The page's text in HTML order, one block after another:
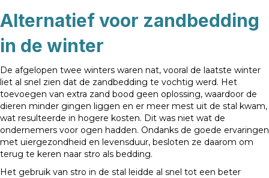
Alternatief voor zandbedding
in de winter
De afgelopen twee winters waren nat, vooral de laatste winter
liet al snel zien dat de zandbedding te vochtig werd. Het
toevoegen van extra zand bood geen oplossing, waardoor de
dieren minder gingen liggen en er meer mest uit de stal kwam,
wat resulteerde in hogere kosten. Dit was niet wat de
ondernemers voor ogen hadden. Ondanks de goede ervaringen
met uiergezondheid en levensduur, besloten ze daarom om
terug te keren naar stro als bedding.
Het gebruik van stro in de stal leidde al snel tot een beter